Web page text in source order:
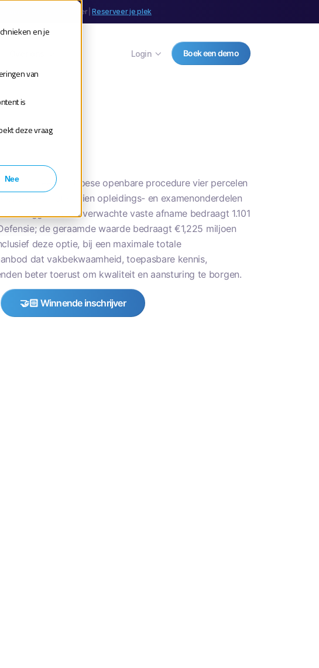
en je
van
is
deze vraag
Nee
donderdag 10 september |Reserveer je plek
Login Boek een demo
via een Europese openbare procedure vier percelen
met vijftien opleidings- en examenonderdelen
De verwachte vaste afname bedraagt 1.101
de geraamde waarde bedraagt €1,225 miljoen
deze optie, bij een maximale totale
dat vakbekwaamheid, toepasbare kennis,
beter toerust om kwaliteit en aansturing te borgen.
🤝🏻 Winnende inschrijver